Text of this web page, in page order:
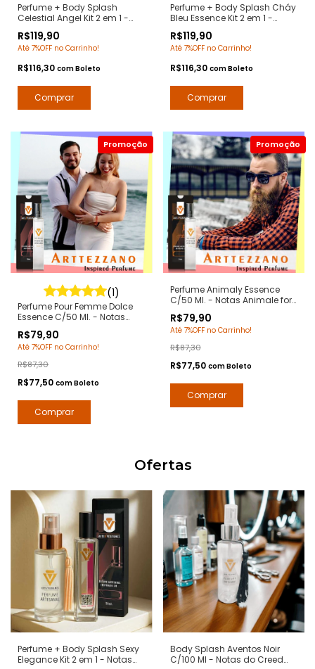
Perfume + Body Splash
Celestial Angel Kit 2 em 1 -
Arte 1 Perfumes
R$119,90
Até 7%OFF no Carrinho!
R$116,30 comBoleto
Perfume + Body Splash Cháy
Bleu Essence Kit 2 em 1 -
Contratipos Premium - Arte 1
Perfumes
R$119,90
Até 7%OFF no Carrinho!
R$116,30 comBoleto
(1)
Perfume Pour Femme Dolce
Essence C/50 Ml. - Notas
- Contratipos Premium - Arte
1 Perfumes
R$79,90
Até 7%OFF no Carrinho!
R$87,30
R$77,50 comBoleto
Perfume Animaly Essence
C/50 Ml. - Notas Animale for
Arte 1 Perfumes
R$79,90
Até 7%OFF no Carrinho!
R$87,30
R$77,50 comBoleto
Ofertas
Perfume + Body Splash Sexy
Elegance Kit 2 em 1 - Notas
Body Splash Aventos Noir
C/100 Ml - Notas do Creed